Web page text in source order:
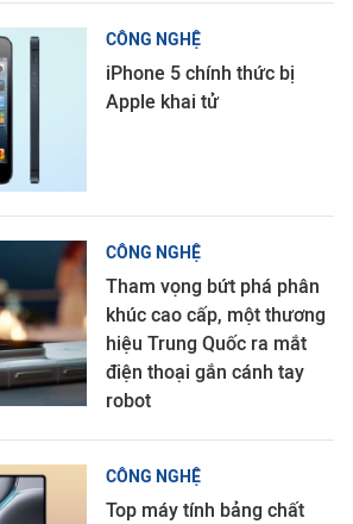
CÔNG NGHỆ
iPhone 5 chính thức bị
Apple khai tử
CÔNG NGHỆ
Tham vọng bứt phá phân
khúc cao cấp, một thương
hiệu Trung Quốc ra mắt
điện thoại gắn cánh tay
robot
CÔNG NGHỆ
Top máy tính bảng chất